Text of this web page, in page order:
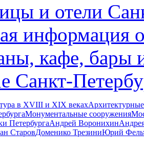
и отели
информация
кафе, бары
Санкт-
в XVIII и XIX веках
Монументальные сооружения
ПетербургаАндрей Воронихин
СтаровДоменико ТрезиниЮрий